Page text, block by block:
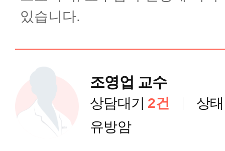
부인과 카카오톡 상담
양한방 암 통합진료센터 카카오
있습니다.
조영업 교수
상담대기 2건
상태
유방암